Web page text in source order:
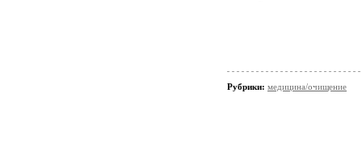
Рубрики: медицина/очищение